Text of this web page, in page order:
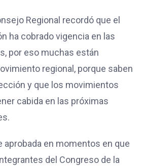
Regional recordó que el
ha cobrado vigencia en las
por eso muchas están
regional, porque saben
y que los movimientos
cabida en las próximas
aprobada en momentos en que
del Congreso de la